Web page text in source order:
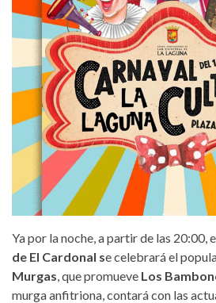
Ya por la noche, a partir de las 20:00,
de El Cardonal se celebrará el
Murgas , que promueve Los
murga anfitriona, contará con las